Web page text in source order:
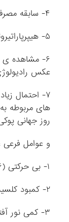
۴- سابقه مصرف کورتون
۵- هیپرپاراتیروئیدی
۶- مشاهده ی
عکس
۷- احتمال
های مربوطه
روز جهانی
و عوامل فرعی
۱- بی حرکتی (۶ ماه در رختخواب خوابیده باشد)
۲- کمبود کلسیم و ویتامین D در رژیم غذایی
۳- کمی نور آفتاب